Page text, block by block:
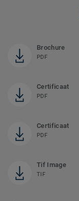
Brochure
PDF
Certificaat
PDF
Certificaat
PDF
Tif Image
TIF